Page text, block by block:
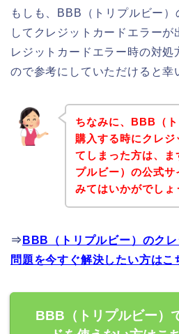
もしも、BBB（トリプルビー）
してクレジットカードエラーが
レジットカードエラー時の対処
ので参考にしていただけると幸
ちなみに、BBB（
購入する時にクレ
てしまった方は、
プルビー）の公式
みてはいかがでしょ
⇒ BBB（トリプルビー）のク
問題を今すぐ解決したい方はこ
BBB（トリプルビー）